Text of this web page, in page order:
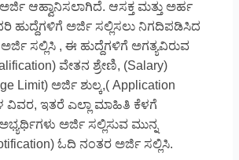
ಆಹ್ವಾನಿಸಲಾಗಿದೆ. ಆಸಕ್ತ ಮತ್ತು ಅರ್ಹ
ಹುದ್ದೆಗಳಿಗೆ ಅರ್ಜಿ ಸಲ್ಲಿಸಲು ನಿಗದಿಪಡಿಸಿದ
ಸಲ್ಲಿಸಿ , ಈ ಹುದ್ದೆಗಳಿಗೆ ಅಗತ್ಯವಿರುವ
ವೇತನ ಶ್ರೇಣಿ, (Salary)
ಅರ್ಜಿ ಶುಲ್ಕ,( Application
ವಿವರ, ಇತರೆ ಎಲ್ಲಾ ಮಾಹಿತಿ ಕೆಳಗೆ
ಅರ್ಜಿ ಸಲ್ಲಿಸುವ ಮುನ್ನ
ಓದಿ ನಂತರ ಅರ್ಜಿ ಸಲ್ಲಿಸಿ.